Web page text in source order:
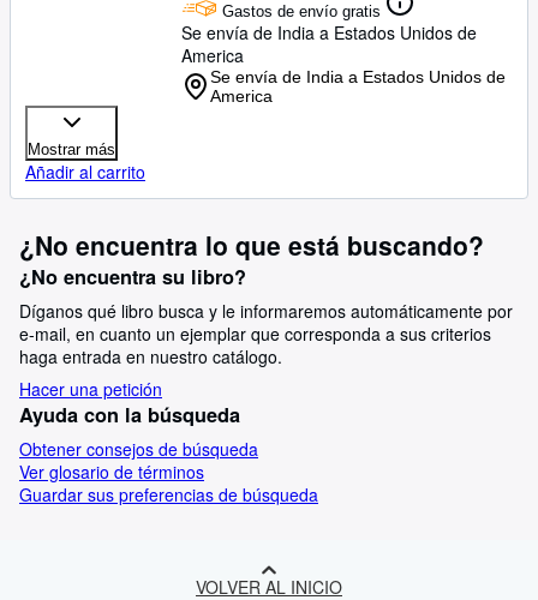
Gastos de envío gratis
Se envía de India a Estados Unidos de
America
Se envía de India a Estados Unidos de
America
Mostrar más
Añadir al carrito
¿No encuentra lo que está buscando?
¿No encuentra su libro?
Díganos qué libro busca y le informaremos automáticamente por
e-mail, en cuanto un ejemplar que corresponda a sus criterios
haga entrada en nuestro catálogo.
Hacer una petición
Ayuda con la búsqueda
Obtener consejos de búsqueda
Ver glosario de términos
Guardar sus preferencias de búsqueda
VOLVER AL INICIO